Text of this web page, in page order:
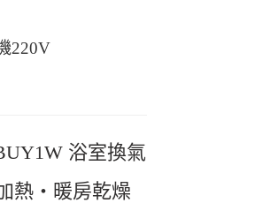
220V
浴室換氣
熱・暖房乾燥